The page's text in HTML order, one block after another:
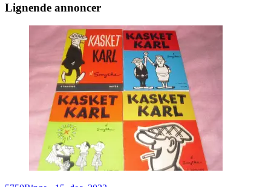
Lignende annoncer